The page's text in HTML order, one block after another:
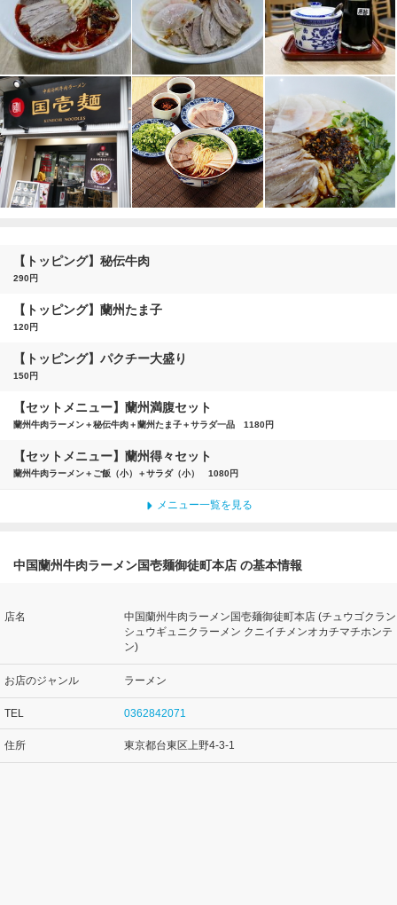
【トッピング】秘伝牛肉
290円
【トッピング】蘭州たま子
120円
【トッピング】パクチー大盛り
150円
【セットメニュー】蘭州満腹セット
蘭州牛肉ラーメン＋秘伝牛肉＋蘭州たま子＋サラダ一品 1180円
【セットメニュー】蘭州得々セット
蘭州牛肉ラーメン＋ご飯（小）＋サラダ（小） 1080円
メニュー一覧を見る
中国蘭州牛肉ラーメン国壱麺御徒町本店 の基本情報
店名
中国蘭州牛肉ラーメン国壱麺御徒町本店 (チュウゴクラン
シュウギュニクラーメン クニイチメンオカチマチホンテ
ン)
お店のジャンル ラーメン
TEL 0362842071
住所 東京都台東区上野4-3-1